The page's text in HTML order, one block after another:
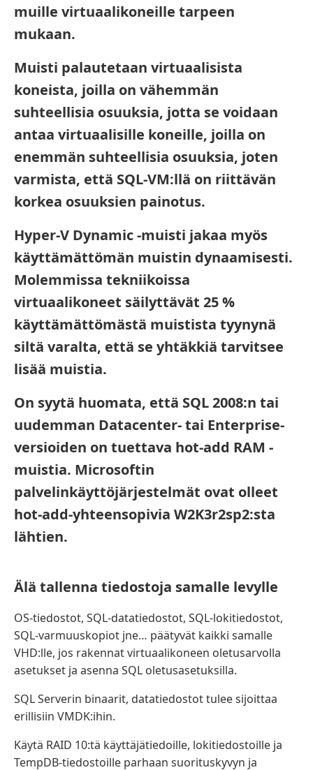
muille virtuaalikoneille tarpeen
mukaan.
Muisti palautetaan virtuaalisista
koneista, joilla on vähemmän
suhteellisia osuuksia, jotta se voidaan
antaa virtuaalisille koneille, joilla on
enemmän suhteellisia osuuksia, joten
varmista, että SQL-VM:llä on riittävän
korkea osuuksien painotus.
Hyper-V Dynamic -muisti jakaa myös
käyttämättömän muistin dynaamisesti.
Molemmissa tekniikoissa
virtuaalikoneet säilyttävät 25 %
käyttämättömästä muistista tyynynä
siltä varalta, että se yhtäkkiä tarvitsee
lisää muistia.
On syytä huomata, että SQL 2008:n tai
uudemman Datacenter- tai Enterprise-
versioiden on tuettava hot-add RAM -
muistia. Microsoftin
palvelinkäyttöjärjestelmät ovat olleet
hot-add-yhteensopivia W2K3r2sp2:sta
lähtien.
Älä tallenna tiedostoja samalle levylle
OS-tiedostot, SQL-datatiedostot, SQL-lokitiedostot,
SQL-varmuuskopiot jne… päätyvät kaikki samalle
VHD:lle, jos rakennat virtuaalikoneen oletusarvolla
asetukset ja asenna SQL oletusasetuksilla.
SQL Serverin binaarit, datatiedostot tulee sijoittaa
erillisiin VMDK:ihin.
Käytä RAID 10:tä käyttäjätiedoille, lokitiedostoille ja
TempDB-tiedostoille parhaan suorituskyvyn ja